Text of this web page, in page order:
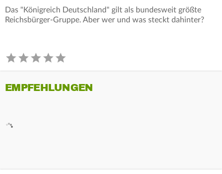
Das "Königreich Deutschland" gilt als bundesweit größte
Reichsbürger-Gruppe. Aber wer und was steckt dahinter?
EMPFEHLUNGEN